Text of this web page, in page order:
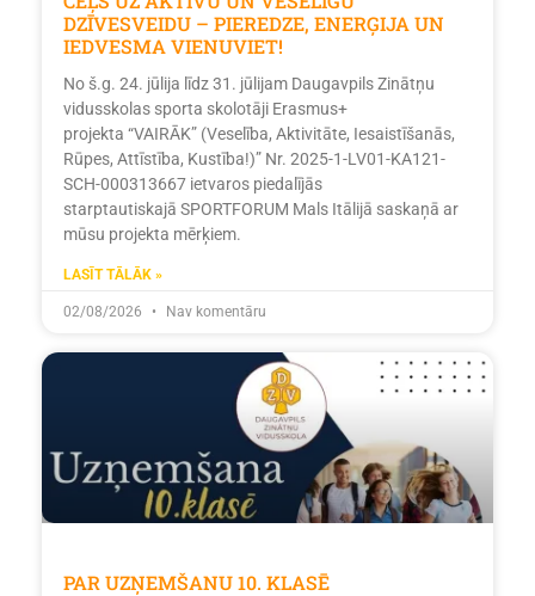
DZĪVESVEIDU – PIEREDZE, ENERĢIJA UN
IEDVESMA VIENUVIET!
No š.g. 24. jūlija līdz 31. jūlijam Daugavpils Zinātņu
vidusskolas sporta skolotāji Erasmus+
projekta “VAIRĀK” (Veselība, Aktivitāte, Iesaistīšanās,
Rūpes, Attīstība, Kustība!)” Nr. 2025-1-LV01-KA121-
SCH-000313667 ietvaros piedalījās
starptautiskajā SPORTFORUM Mals Itālijā saskaņā ar
mūsu projekta mērķiem.
LASĪT TĀLĀK »
02/08/2026 Nav komentāru
PAR UZŅEMŠANU 10. KLASĒ